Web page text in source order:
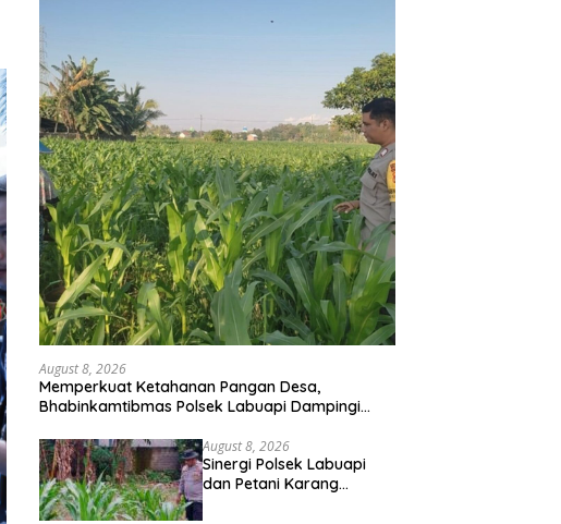
August 8, 2026
Memperkuat Ketahanan Pangan Desa,
Bhabinkamtibmas Polsek Labuapi Dampingi
August 8, 2026
Sinergi Polsek Labuapi
dan Petani Karang